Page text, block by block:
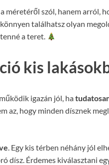
méretéről szól, hanem arról,
találhatsz olyan
a teret.
kis
igazán jól, ha
az, hogy minden dísznek
. Egy kis térben néhány jól
dísz. Érdemes kiválasztani